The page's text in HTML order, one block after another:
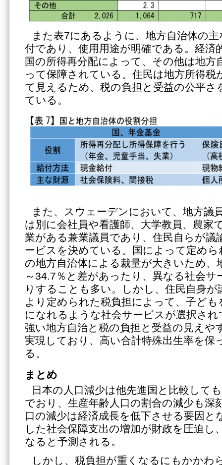
また表7にあるように、地方自治体の
付であり、使用用途が明確である。経済
国の所得再分配によって、その他は地方
って保障されている。住民は地方所得税
て見えるため、税の負担と受益の公平さ
ている。
また、スウェーデンにおいて、地方議
は別に会社員や看護師、大学教員、農家
業がある兼業議員であり、住民自らが議
ービスを決めている。国によって定め
の地方自治体による裁量が大きいため、
～34.7％と差があったり、異なる社会サ
りすることも多い。しかし、住民自身
より定められた税負担によって、子ど
になれるような社会サービスが選択さ
強い地方自治と税の負担と受益の見えや
実現しており、高い合計特殊出生率を保
る。
まとめ
日本の人口減少は他先進国と比較して
でおり、生産年齢人口の割合の減少も深
口の減少は経済成長を低下させる要因と
した社会保障支出の増加が財政を圧迫し
なると予測される。
しかし、税負担が重くなるにもかかわ